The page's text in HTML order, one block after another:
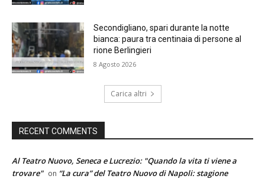
Secondigliano, spari durante la notte
bianca: paura tra centinaia di persone al
rione Berlingieri
8 Agosto 2026
Carica altri
RECENT COMMENTS
Al Teatro Nuovo, Seneca e Lucrezio: "Quando la vita ti viene a
trovare" on “La cura” del Teatro Nuovo di Napoli: stagione